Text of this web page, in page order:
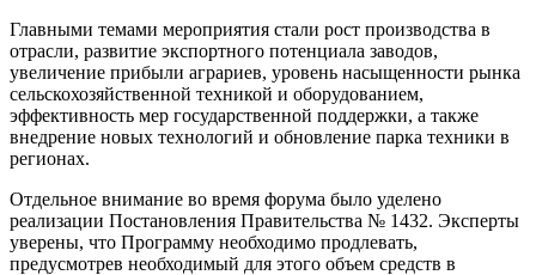
Главными темами мероприятия стали рост производства в
отрасли, развитие экспортного потенциала заводов,
увеличение прибыли аграриев, уровень насыщенности рынка
сельскохозяйственной техникой и оборудованием,
эффективность мер государственной поддержки, а также
внедрение новых технологий и обновление парка техники в
регионах.
Отдельное внимание во время форума было уделено
реализации Постановления Правительства № 1432. Эксперты
уверены, что Программу необходимо продлевать,
предусмотрев необходимый для этого объем средств в